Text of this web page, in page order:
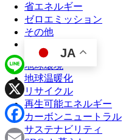
省エネルギー
ゼロエミッション
その他
JA
地球環境
地球温暖化
リサイクル
再生可能エネルギー
カーボンニュートラル
サステナビリティ
Line
X
Facebook